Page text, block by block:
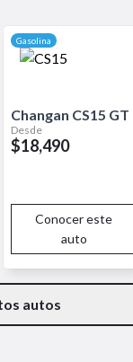
Fiat Pulse una
Gasolina
Changan CS15 GT
Desde
$18,490
Conocer este
auto
autos